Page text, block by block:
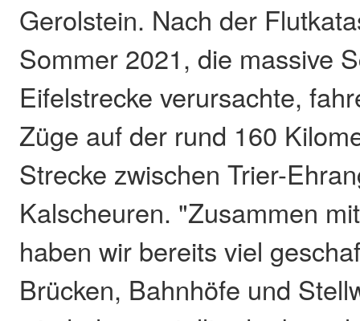
Gerolstein. Nach der
Sommer 2021, die massive
Eifelstrecke verursachte,
Züge auf der rund 160
Strecke zwischen Trier-
Kalscheuren. "Zusammen
haben wir bereits viel
Brücken, Bahnhöfe und